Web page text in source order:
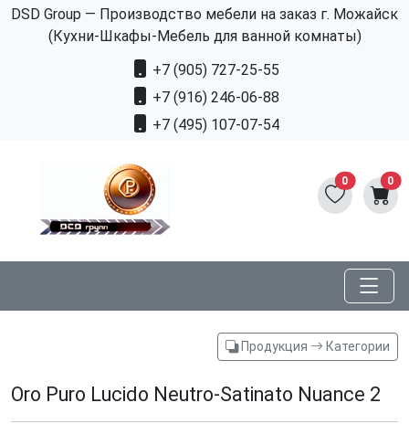
DSD Group — Производство мебели на заказ г. Можайск
(Кухни-Шкафы-Мебель для ванной комнаты)
+7 (905) 727-25-55
+7 (916) 246-06-88
+7 (495) 107-07-54
0 0
Продукция Категории
Oro Puro Lucido Neutro-Satinato Nuance 2